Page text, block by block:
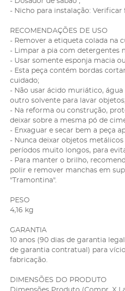
- Nicho para instalação: Verificar
RECOMENDAÇÕES DE USO
- Remover a etiqueta colada na
- Limpar a pia com detergentes
- Usar somente esponja macia
- Esta peça contém bordas
cuidado;
- Não usar ácido muriático,
outro solvente para lavar
- Na reforma ou construção,
deixar sobre a mesma pó de
- Enxaguar e secar bem a peça
- Nunca deixar objetos metálicos
períodos muito longos, para
- Para manter o brilho,
polir e remover manchas em
"Tramontina".
PESO
4,16 kg
GARANTIA
10 anos (90 dias de garantia
de garantia contratual) para
fabricação.
DIMENSÕES DO PRODUTO